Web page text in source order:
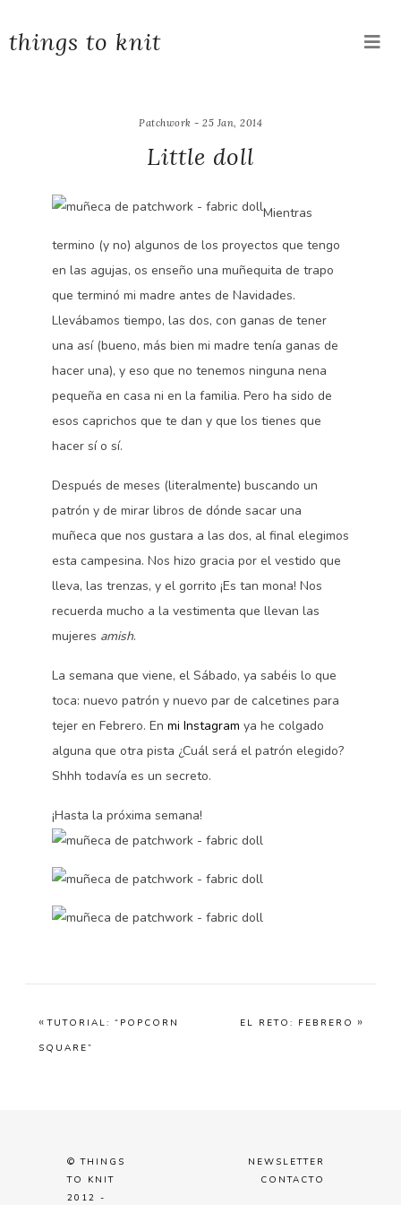
things to knit
Patchwork - 25 Jan, 2014
Little doll
Mientras
termino (y no) algunos de los proyectos que tengo
en las agujas, os enseño una muñequita de trapo
que terminó mi madre antes de Navidades.
Llevábamos tiempo, las dos, con ganas de tener
una así (bueno, más bien mi madre tenía ganas de
hacer una), y eso que no tenemos ninguna nena
pequeña en casa ni en la familia. Pero ha sido de
esos caprichos que te dan y que los tienes que
hacer sí o sí.
Después de meses (literalmente) buscando un
patrón y de mirar libros de dónde sacar una
muñeca que nos gustara a las dos, al final elegimos
esta campesina. Nos hizo gracia por el vestido que
lleva, las trenzas, y el gorrito ¡Es tan mona! Nos
recuerda mucho a la vestimenta que llevan las
mujeres amish.
La semana que viene, el Sábado, ya sabéis lo que
toca: nuevo patrón y nuevo par de calcetines para
tejer en Febrero. En mi Instagram ya he colgado
alguna que otra pista ¿Cuál será el patrón elegido?
Shhh todavía es un secreto.
¡Hasta la próxima semana!
«TUTORIAL: “POPCORN
SQUARE”
EL RETO: FEBRERO »
© THINGS
TO KNIT
2012 -
NEWSLETTER
CONTACTO